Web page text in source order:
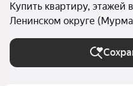
Купить квартиру, этажей
Ленинском округе